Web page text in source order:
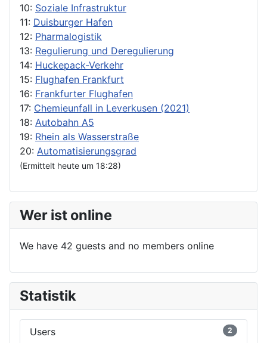
10: Soziale Infrastruktur
11: Duisburger Hafen
12: Pharmalogistik
13: Regulierung und Deregulierung
14: Huckepack-Verkehr
15: Flughafen Frankfurt
16: Frankfurter Flughafen
17: Chemieunfall in Leverkusen (2021)
18: Autobahn A5
19: Rhein als Wasserstraße
20: Automatisierungsgrad
(Ermittelt heute um 18:28)
Wer ist online
We have 42 guests and no members online
Statistik
Users 2